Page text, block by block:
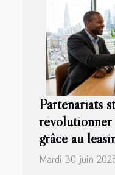
Partenariats
révolutionner
grâce au
Mardi 30 juin